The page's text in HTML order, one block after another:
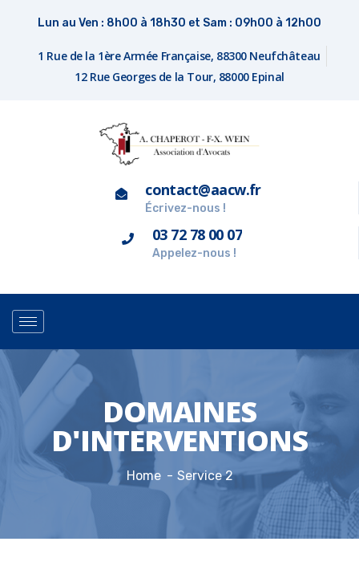
Lun au Ven : 8h00 à 18h30 et Sam : 09h00 à 12h00
1 Rue de la 1ère Armée Française, 88300 Neufchâteau
12 Rue Georges de la Tour, 88000 Epinal
contact@aacw.fr
Écrivez-nous !
03 72 78 00 07
Appelez-nous !
DOMAINES
D'INTERVENTIONS
Home Service 2